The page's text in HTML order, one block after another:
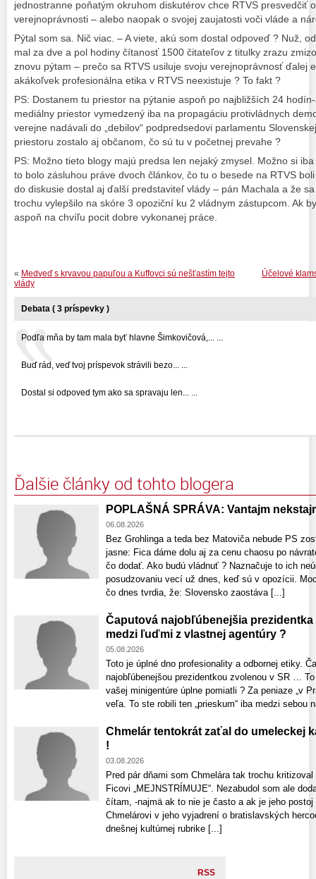
jednostranne poňatým okruhom diskutérov chce RTVS presvedčiť
verejnoprávnosti – alebo naopak o svojej zaujatosti voči vláde a
Pýtal som sa. Nič viac. – A viete, akú som dostal odpoveď ? Nuž,
mal za dve a pol hodiny čítanosť 1500 čitateľov z titulky zrazu
znovu pýtam – prečo sa RTVS usiluje svoju verejnoprávnosť ďalej
akákoľvek profesionálna etika v RTVS neexistuje ? To fakt ?
PS: Dostanem tu priestor na pýtanie aspoň po najbližších 24
mediálny priestor vymedzený iba na propagáciu protivládnych
verejne nadávali do „debilov“ podpredsedovi parlamentu
priestoru zostalo aj občanom, čo sú tu v početnej prevahe ?
PS: Možno tieto blogy majú predsa len nejaký zmysel. Možno si
to bolo zásluhou práve dvoch článkov, čo tu o besede na RTVS
do diskusie dostal aj ďalší predstaviteľ vlády – pán Machala a že
trochu vylepšilo na skóre 3 opoziční ku 2 vládnym zástupcom. Ak
aspoň na chvíľu pocit dobre vykonanej práce.
Účelové
« Medveď s krvavou papuľou a Kuffovci sú nešťastím tejto
vlády
Debata ( 3 príspevky )
Podľa mňa by tam mala byť hlavne Šimkovičová,... ...
Buď rád, veď tvoj príspevok strávili bezo... ...
Dostal si odpoved tym ako sa spravaju len... ...
Ďalšie články od tohto blogera
POPLAŠNÁ SPRÁVA: Vantajm
06.08.2026
Bez Grohlinga a teda bez Matoviča nebude PS
jasne: Fica dáme dolu aj za cenu chaosu po
čo dodať. Ako budú vládnuť ? Naznačuje to ich
posudzovaniu vecí už dnes, keď sú v opozícii.
čo dnes tvrdia, že: Slovensko zaostáva [...]
Čaputová najobľúbenejšia
medzi ľuďmi z vlastnej agentúry ?
05.08.2026
Toto je úplné dno profesionality a odbornej etiky.
najobľúbenejšou prezidentkou zvolenou v SR …
vašej minigentúre úplne pomiatli ? Za peniaze „v
veľa. To ste robili ten „prieskum“ iba medzi sebou
Chmelár tentokrát zaťal do umeleckej
!
03.08.2026
Pred pár dňami som Chmelára tak trochu
Ficovi „MEJNSTRÍMUJE“. Nezabudol som ale
čítam, -najmä ak to nie je často a ak je jeho
Chmelárovi v jeho vyjadrení o bratislavských
dnešnej kultúrnej rubrike [...]
RSS